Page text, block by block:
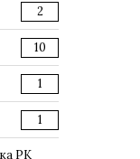
2
10
1
1
РК